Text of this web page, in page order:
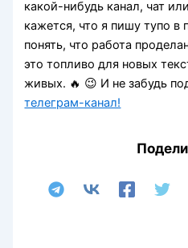
какой-нибудь канал, чат
кажется, что я пишу тупо в
понять, что работа
это топливо для новых
живых. 🔥 😉 И не забудь
телеграм-канал!